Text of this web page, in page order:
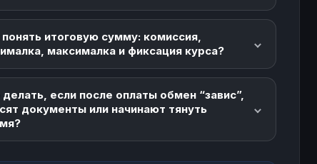
понять итоговую сумму: комиссия,
максималка и фиксация курса?
если после оплаты обмен “завис”,
документы или начинают тянуть